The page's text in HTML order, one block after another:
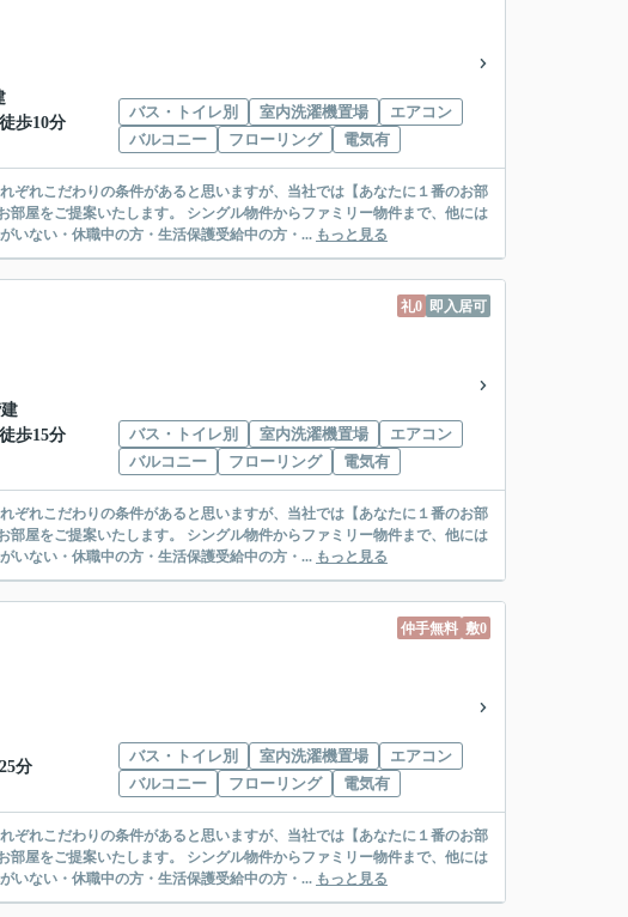
歩10分
バス・トイレ別 室内洗濯機置場
エアコン
バルコニー
フローリング 電気有
物件からファミリー物件まで、他には
人がいない・緊急連絡先がいない・休職中の方・生活保護受給中の方・... もっと見る
礼0 即入居可
歩15分 バス・トイレ別 室内洗濯機置場
エアコン
バルコニー
フローリング 電気有
物件からファミリー物件まで、他には
人がいない・緊急連絡先がいない・休職中の方・生活保護受給中の方・... もっと見る
仲手無料 敷0
分
バス・トイレ別 室内洗濯機置場
エアコン
バルコニー
フローリング 電気有
物件からファミリー物件まで、他には
人がいない・緊急連絡先がいない・休職中の方・生活保護受給中の方・... もっと見る